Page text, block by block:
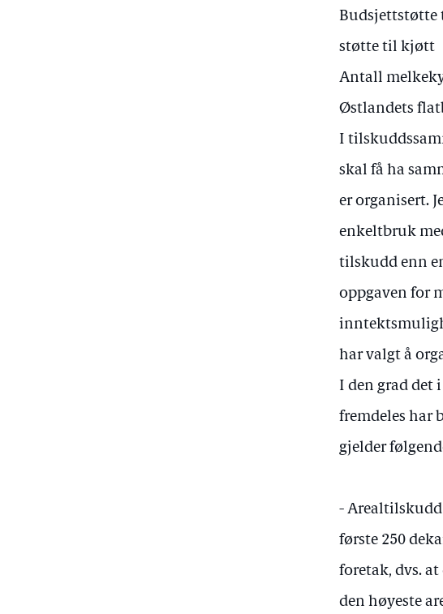
Budsjettstøtte
støtte til kjøtt
Antall
Østlandets
I
skal få ha
er organisert.
enkeltbruk
tilskudd enn
oppgaven for
har valgt å
I den grad det
fremdeles har
gjelder
-
første 250
foretak, dvs.
den høyeste